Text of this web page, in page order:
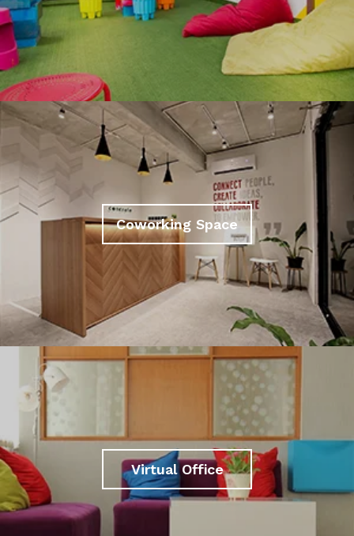
Coworking Space
Virtual Office